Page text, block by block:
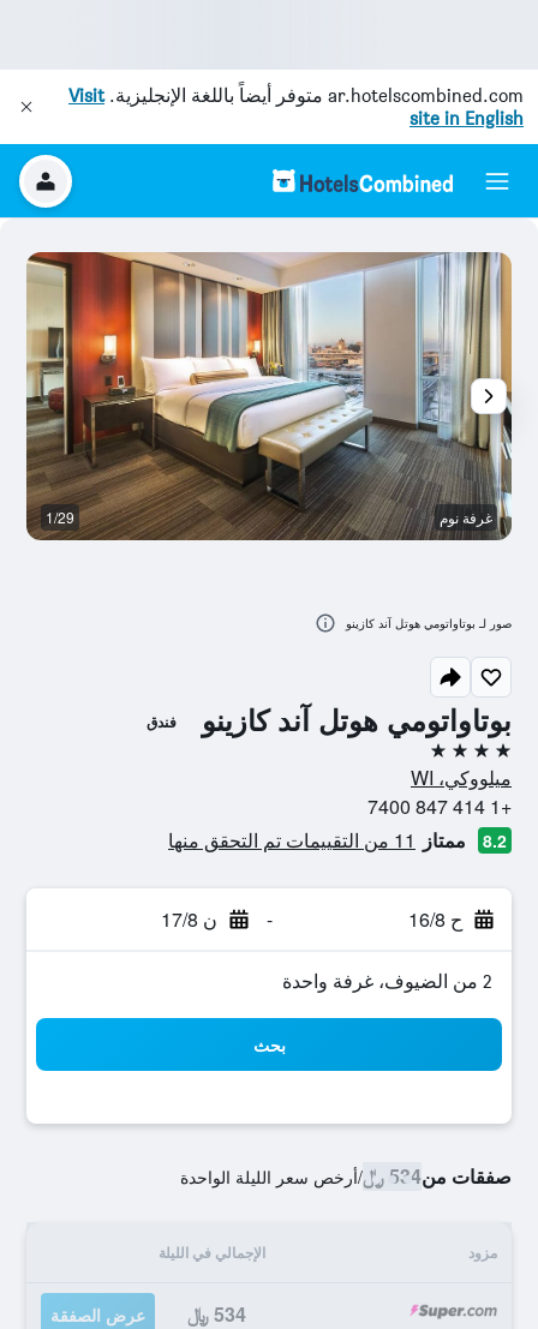
ar.hotelscombined.com متوفر أيضاً باللغة الإنجليزية.Visit
site in English
بوتاواتومي هوتل آند كازينو فندق
4 نجوم
ميلووكي، WI
+1 414 847 7400
8.2 ممتاز 11 من التقييمات تم التحقق منها
ح 16/8 - ن 17/8
2 من الضيوف، غرفة واحدة
بحث
صفقات من534 ﷼ /أرخص سعر الليلة الواحدة
مزود الإجمالي في الليلة
534 ﷼ عرض الصفقة
غرفة نوم 1/29
صور لـ بوتاواتومي هوتل آند كازينو